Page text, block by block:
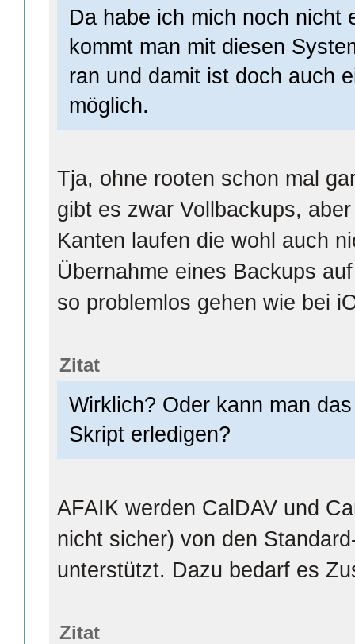
Da habe ich mich noch nicht
kommt man mit diesen
ran und damit ist doch auch
möglich.
Tja, ohne rooten schon mal
gibt es zwar Vollbackups,
Kanten laufen die wohl auch
Übernahme eines Backups
so problemlos gehen wie bei
Zitat
Wirklich? Oder kann man
Skript erledigen?
AFAIK werden CalDAV und
nicht sicher) von den
unterstützt. Dazu bedarf es
Zitat